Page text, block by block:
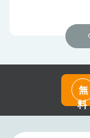
無
料